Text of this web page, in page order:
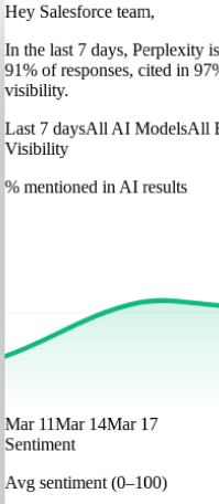
Hey Salesforce team,
Inthe last 7 days, Perplexity
91% of responses, cited in 97
visibility.
Last 7 daysAll AI ModelsAll
Visibility
% mentioned in AI results
Mar 11Mar 14Mar 17
Sentiment
Avg sentiment (0–100)